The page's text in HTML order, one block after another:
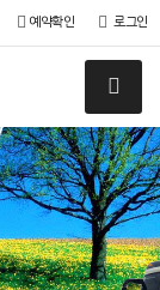
예약확인 로그인